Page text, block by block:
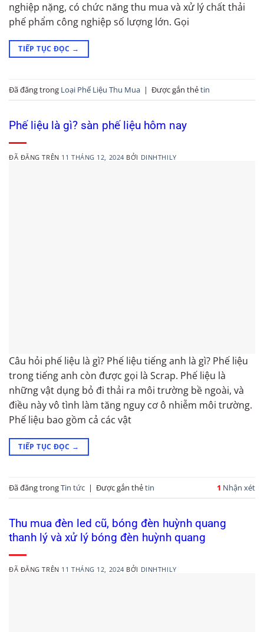
nghiệp nặng, có chức năng thu mua và xử lý chất thải
phế phẩm công nghiệp số lượng lớn. Gọi
TIẾP TỤC ĐỌC →
Đã đăng trong Loại Phế Liệu Thu Mua | Được gắn thẻtin
Phế liệu là gì? sàn phế liệu hôm nay
ĐÃ ĐĂNG TRÊN 11 THÁNG 12, 2024 BỞI DINHTHILY
Câu hỏi phế liệu là gì? Phế liệu tiếng anh là gì? Phế liệu
trong tiếng anh còn được gọi là Scrap. Phế liệu là
những vật dụng bỏ đi thải ra môi trường bề ngoài, và
điều này vô tình làm tăng nguy cơ ô nhiễm môi trường.
Phế liệu bao gồm cả các vật
TIẾP TỤC ĐỌC →
Đã đăng trongTin tức | Được gắn thẻtin 1 Nhận xét
Thu mua đèn led cũ, bóng đèn huỳnh quang
thanh lý và xử lý bóng đèn huỳnh quang
ĐÃ ĐĂNG TRÊN 11 THÁNG 12, 2024 BỞI DINHTHILY